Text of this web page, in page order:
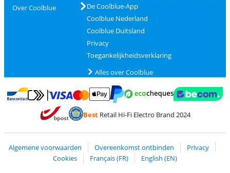
Over Coolblue
De Coolblue-App
Coolblue Nederland
Coolblue Duitsland
Privacy
Toegankelijkheidsverklaring
Alles over Coolblue
Betalen met Bancontact
Betalen met MasterCard en Visa via ClickToPay
Betalen met PayPal
BestRetail Hi-Fi Electro Brand 2024
Algemene voorwaarden Overeenkomst ontbinden
Privacy
Cookies
Français (FR)
English (EN)